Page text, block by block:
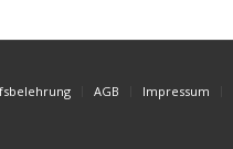
AGB Impressum